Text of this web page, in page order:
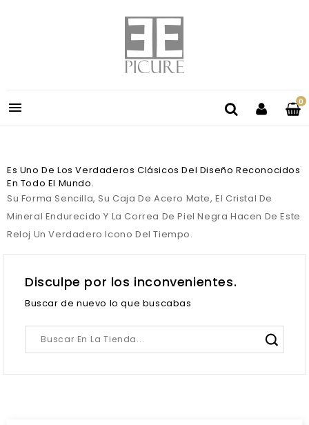
 0
Es Uno De Los Verdaderos Clásicos Del Diseño Reconocidos
En Todo El Mundo.
Su Forma Sencilla, Su Caja De Acero Mate, El Cristal De
Mineral Endurecido Y La Correa De Piel Negra Hacen De Este
Reloj Un Verdadero Icono Del Tiempo.
Disculpe por los inconvenientes.
Buscar de nuevo lo que buscabas